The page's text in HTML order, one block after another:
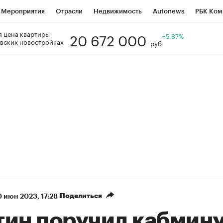
Мероприятия Отрасли Недвижимость Autonews РБК
Визионеры
цена квартиры
новостройках
20 672 000 руб
+5.87%
июн 2023, 17:28 Поделиться